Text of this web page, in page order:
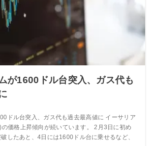
が1600ドル台突入、ガス代も
ドル台突入、ガス代も過去最高値に イーサリア
価格上昇傾向が続いています。 2月3日に初め
したあと、4日には1600ドル台に乗せるなど、